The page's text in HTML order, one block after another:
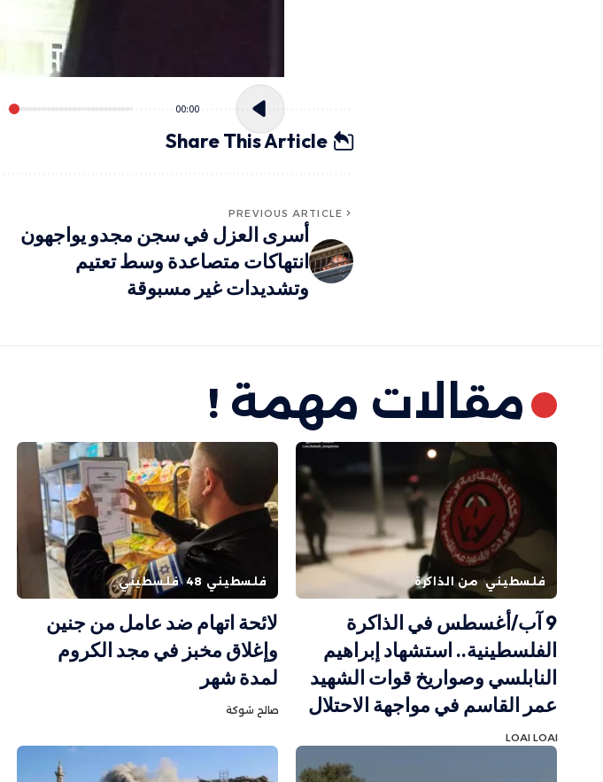
00:00
Share This Article
PREVIOUS ARTICLE
أسرى العزل في سجن مجدو يواجهون
انتهاكات متصاعدة وسط تعتيم
وتشديدات غير مسبوقة
مقالات مهمة !
فلسطيني من الذاكرة
9 آب/أغسطس في الذاكرة
الفلسطينية.. استشهاد إبراهيم
النابلسي وصواريخ قوات الشهيد
عمر القاسم في مواجهة الاحتلال
LOAI LOAI
فلسطيني 48 فلسطيني
لائحة اتهام ضد عامل من جنين
وإغلاق مخبز في مجد الكروم
لمدة شهر
صالح شوكة